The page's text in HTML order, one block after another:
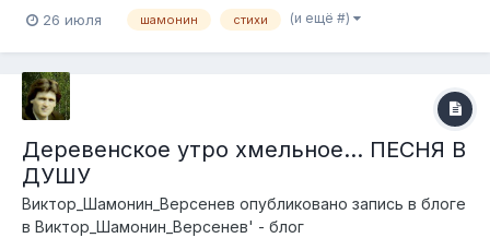
тропою, И пёс уж встрече нашей рад. Припев: Я слышу, как
26 июля шамонин стихи (и ещё #)
Деревенское утро хмельное... ПЕСНЯ В
ДУШУ
Виктор_Шамонин_Версенев опубликовано запись в блоге
в Виктор_Шамонин_Версенев' - блог